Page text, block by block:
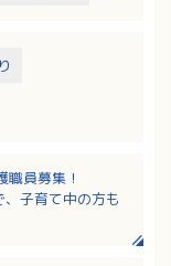
職員募集！
、子育て中の方も